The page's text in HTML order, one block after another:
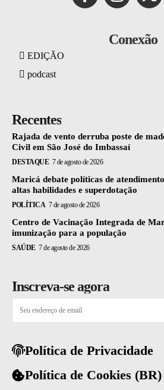
Conexão
EDIÇÃO
podcast
Recentes
Rajada de vento derruba poste de
Civil em São José do Imbassaí
DESTAQUE 7 de agosto de 2026
Maricá debate políticas de
altas habilidades e superdotação
POLÍTICA 7 de agosto de 2026
Centro de Vacinação Integrada de
imunização para a população
SAÚDE 7 de agosto de 2026
Inscreva-se agora
Política de Privacidade
Política de Cookies (BR)